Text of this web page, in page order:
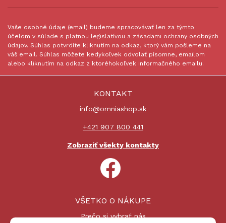
Vaše osobné údaje (email) budeme spracovávať len za týmto
účelom v súlade s platnou legislatívou a zásadami ochrany osobných
údajov. Súhlas potvrdíte kliknutím na odkaz, ktorý vám pošleme na
váš email. Súhlas môžete kedykoľvek odvolať písomne, emailom
alebo kliknutím na odkaz z ktoréhokoľvek informačného emailu.
KONTAKT
info@omniashop.sk
+421 907 800 441
Zobraziť všekty kontakty
VŠETKO O NÁKUPE
Prečo si vybrať nás